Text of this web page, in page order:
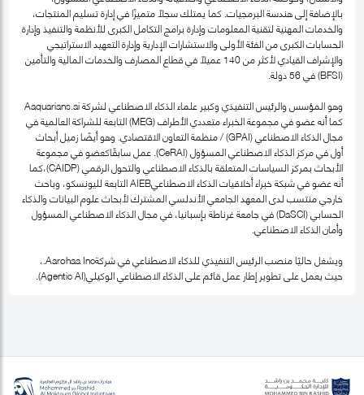
بالإضافة إلى هندسة البرمجيات. كما يمتلك سجلًا متميزًا في إدارة تسليم المنتجات،
والخدمات المهنية لتقنية المعلومات وإدارة برامج التكامل الكبرى للأنظمة والتنفيذ وإدارة
الحسابات الكبرى من الفئة الأولى والاستشارات الإدارية وإدارة التعهيد الاستراتيجي
والإشراف القيادي لأكثر من 140 عميلاً في قطاع المصارف والخدمات المالية والتأمين
(BFSI) في 56 دولة.
وهو المؤسس والرئيس التنفيذي وكبير علماء الذكاء الاصطناعي لشركة Aaquarians.ai
كما أنه عضو في مجموعة الخبراء متعددي الأطراف (MEG) التابعة للشراكة العالمية في
مجال الذكاء الاصطناعي (GPAI) / منظمة التعاون الاقتصادي. وهو أيضًا زميل أبحاث
أول في مركز الذكاء الاصطناعي المسؤول (CeRAI). عمل سابقًاكعضو في مجموعة
الأبحاث بمركز السياسات المتعلقة بالذكاء الاصطناعي والتحول الرقمي (CAIDP)،كما
أنه عضو في شبكة خبراء أخلاقيات الذكاء الاصطناعيAIEB التابعة لليونسكو، وباحث
خارجي منتسب لدى المعهد الجامعي الأندلسي المشترك لأبحاث علوم البيانات والذكاء
الحسابي (DaSCI) في جامعة غرناطة بإسبانيا، في مجال الذكاء الاصطناعي المسؤول
وأمان الذكاء الاصطناعي.
ويشغل حاليًا منصب الرئيس التنفيذي للذكاء الاصطناعي في شركةAarohaa Inc.،
حيث يعمل على تطوير إطار عمل قائم على الذكاء الاصطناعي الوكيلي(Agentic AI).